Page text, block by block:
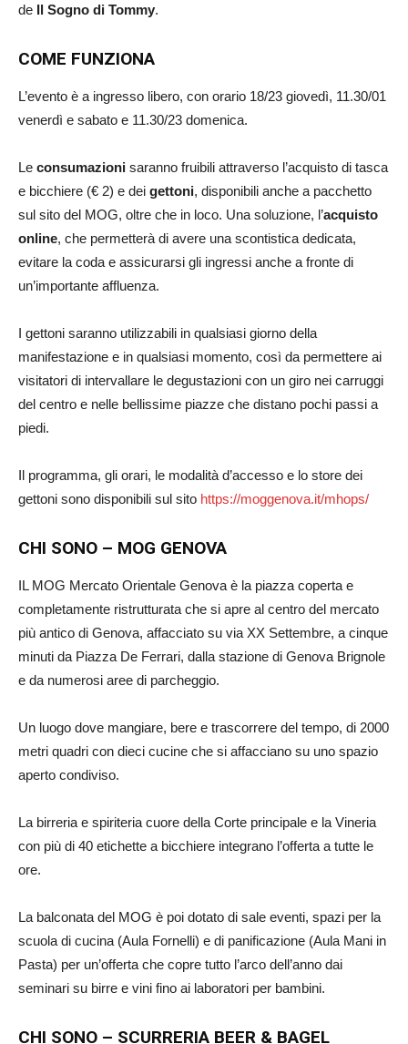
de Il Sogno di Tommy.
COME FUNZIONA
L’evento è a ingresso libero, con orario 18/23 giovedì, 11.30/01
venerdì e sabato e 11.30/23 domenica.
Le consumazioni saranno fruibili attraverso l’acquisto di tasca
e bicchiere (€ 2) e dei gettoni, disponibili anche a pacchetto
sul sito del MOG, oltre che in loco. Una soluzione, l’acquisto
online, che permetterà di avere una scontistica dedicata,
evitare la coda e assicurarsi gli ingressi anche a fronte di
un’importante affluenza.
I gettoni saranno utilizzabili in qualsiasi giorno della
manifestazione e in qualsiasi momento, così da permettere ai
visitatori di intervallare le degustazioni con un giro nei carruggi
del centro e nelle bellissime piazze che distano pochi passi a
piedi.
Il programma, gli orari, le modalità d’accesso e lo store dei
gettoni sono disponibili sul sito https://moggenova.it/mhops/
CHI SONO – MOG GENOVA
IL MOG Mercato Orientale Genova è la piazza coperta e
completamente ristrutturata che si apre al centro del mercato
più antico di Genova, affacciato su via XX Settembre, a cinque
minuti da Piazza De Ferrari, dalla stazione di Genova Brignole
e da numerosi aree di parcheggio.
Un luogo dove mangiare, bere e trascorrere del tempo, di 2000
metri quadri con dieci cucine che si affacciano su uno spazio
aperto condiviso.
La birreria e spiriteria cuore della Corte principale e la Vineria
con più di 40 etichette a bicchiere integrano l’offerta a tutte le
ore.
La balconata del MOG è poi dotato di sale eventi, spazi per la
scuola di cucina (Aula Fornelli) e di panificazione (Aula Mani in
Pasta) per un’offerta che copre tutto l’arco dell’anno dai
seminari su birre e vini fino ai laboratori per bambini.
CHI SONO – SCURRERIA BEER & BAGEL